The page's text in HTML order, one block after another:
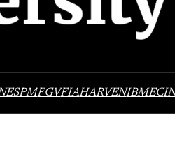
ESPMFGVFIAHARVENIBMEC